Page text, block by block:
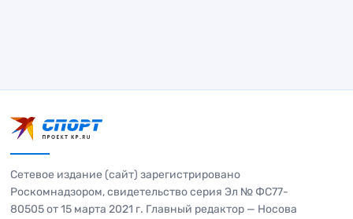
Сетевое издание (сайт) зарегистрировано
Роскомнадзором, свидетельство серия Эл № ФС77-
80505 от 15 марта 2021 г. Главный редактор — Носова